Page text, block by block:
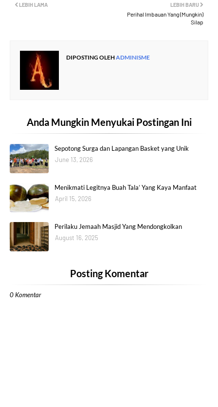
LEBIH BARU
Perihal Imbauan Yang (Mungkin)
Silap
LEBIH LAMA
DIPOSTING OLEHADMINISME
Anda Mungkin Menyukai Postingan Ini
Sepotong Surga dan Lapangan Basket yang Unik
June 13, 2026
Menikmati Legitnya Buah Tala’ Yang Kaya Manfaat
April 15, 2026
Perilaku Jemaah Masjid Yang Mendongkolkan
August 16, 2025
Posting Komentar
0 Komentar